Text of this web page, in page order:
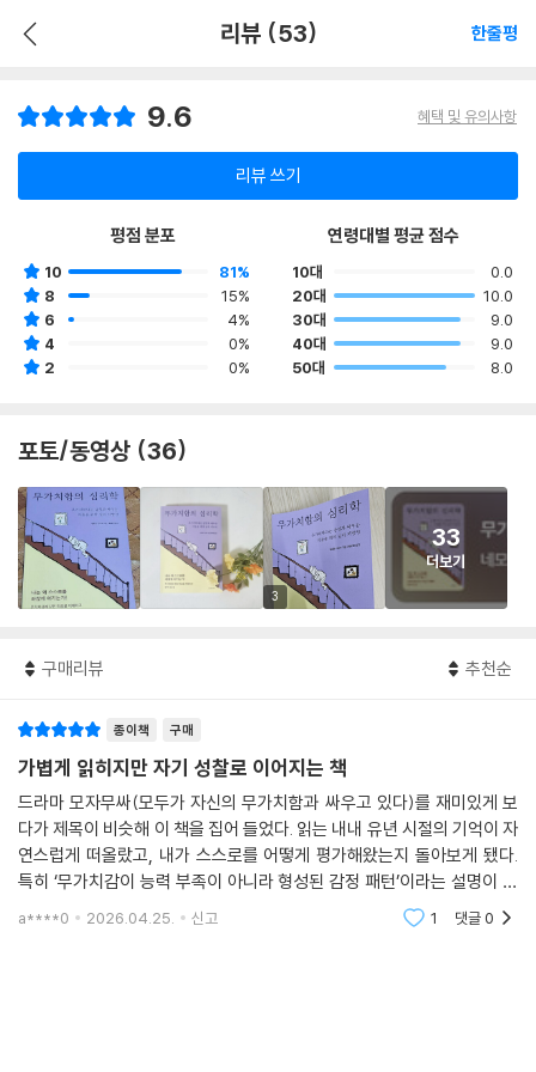
리뷰 (53) 한줄평
9.6 혜택 및 유의사항
리뷰 쓰기
평점 분포
10
81%
8
15%
6
4%
4
0%
2
0%
연령대별 평균 점수
10대
0.0
20대
10.0
30대
9.0
40대
9.0
50대
8.0
포토/동영상 (36)
3
33
더보기
구매리뷰 추천순
종이책 구매
가볍게 읽히지만 자기 성찰로 이어지는 책
드라마 모자무싸(모두가 자신의 무가치함과 싸우고 있다)를 재미있게 보
다가 제목이 비슷해 이 책을 집어 들었다. 읽는 내내 유년 시절의 기억이 자
연스럽게 떠올랐고, 내가 스스로를 어떻게 평가해왔는지 돌아보게 됐다.
특히 ‘무가치감이 능력 부족이 아니라 형성된 감정 패턴’이라는 설명이 인
상적이었다. 전반적으로 내용이 직관적이고 문장이 간결해 읽기 좋았다.
a****0 2026.04.25. 신고 1 댓글0